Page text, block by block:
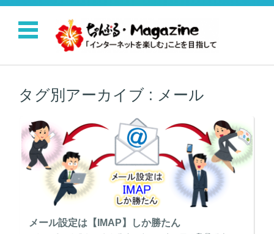
コンテンツに移動
タグ別アーカイブ : メール
メール設定は【IMAP】しか勝たん